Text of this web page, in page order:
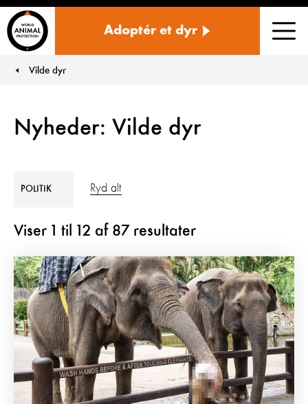
Adoptér et dyr
You are here:
Vilde dyr
Nyheder: Vilde dyr
POLITIK Ryd alt
Viser 1 til 12 af 87 resultater